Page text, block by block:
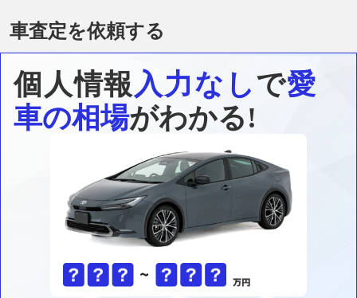
車査定を依頼する
個人情報入力なしで愛
車の相場がわかる!